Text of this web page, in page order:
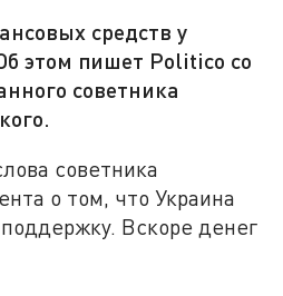
средств у
этом пишет Politico со
советника
советника
о том, что Украина
Вскоре денег